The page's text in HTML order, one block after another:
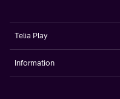
Telia Play
Information